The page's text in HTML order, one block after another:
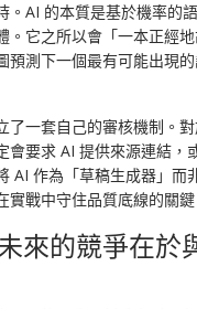
。AI 的本質是基於機率的
。它之所以會「一本正經
預測下一個最有可能出現
了一套自己的審核機制。
會要求 AI 提供來源連結，
AI 作為「草稿生成器」而
實戰中守住品質底線的關鍵
來的競爭在於